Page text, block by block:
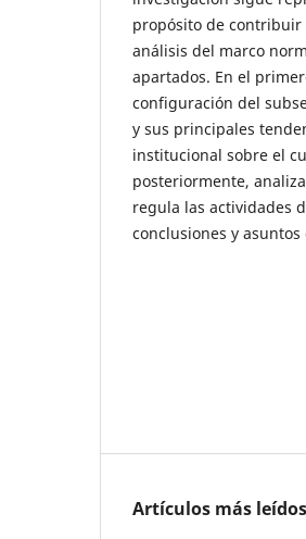
propósito de contribuir
análisis del marco
apartados. En el
configuración del
y sus principales
institucional sobre el
posteriormente,
regula las actividades
conclusiones y
Artículos más